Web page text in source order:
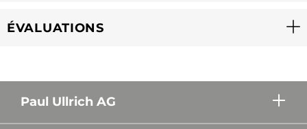
ÉVALUATIONS
Paul Ullrich AG